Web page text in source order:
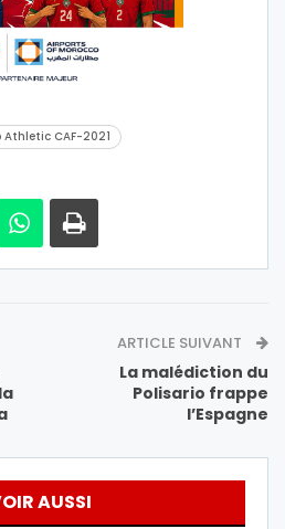
CAF-2021
ARTICLE SUIVANT
La malédiction du
Polisario frappe
l’Espagne
AUSSI